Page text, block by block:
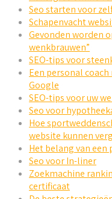
Seo starten voor
Schapenvacht
Gevonden worden
wenkbrauwen”
SEO-tips voor
Een personal
Google
SEO-tips voor uw
Seo voor
Hoe
website kunnen
Het belang van
Seo voor In-liner
Zoekmachine
certificaat